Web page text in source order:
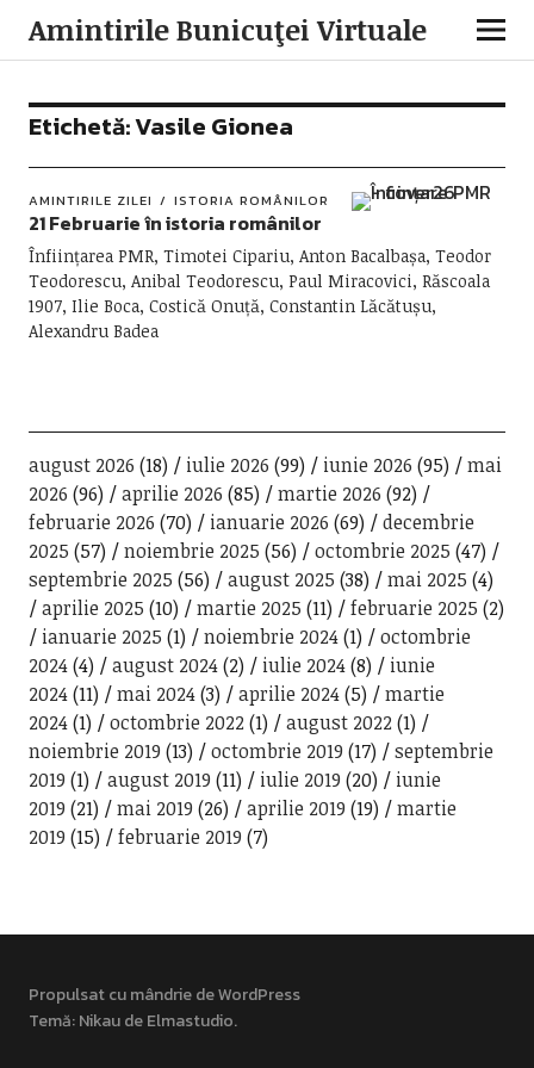
Amintirile Bunicuţei Virtuale
Etichetă:Vasile Gionea
AMINTIRILE ZILEI ISTORIA ROMÂNILOR
21 Februarie în istoria românilor
Înființarea PMR, Timotei Cipariu, Anton Bacalbașa, Teodor
Teodorescu, Anibal Teodorescu, Paul Miracovici, Răscoala
1907, Ilie Boca, Costică Onuță, Constantin Lăcătușu,
Alexandru Badea
august 2026 (18) iulie 2026 (99) iunie 2026 (95)
mai
2026 (96) aprilie 2026 (85) martie 2026 (92)
februarie 2026 (70) ianuarie 2026 (69)
decembrie
2025 (57) noiembrie 2025 (56) octombrie 2025 (47)
septembrie 2025 (56) august 2025 (38) mai 2025 (4)
aprilie 2025 (10) martie 2025 (11) februarie 2025 (2)
ianuarie 2025 (1) noiembrie 2024(1)
octombrie
2024(4) august 2024(2) iulie 2024(8)
iunie
2024(11) mai 2024(3) aprilie 2024(5)
martie
2024(1) octombrie 2022(1) august 2022(1)
noiembrie 2019 (13) octombrie 2019 (17)
septembrie
2019 (1) august 2019 (11) iulie 2019 (20)
iunie
2019 (21) mai 2019 (26) aprilie 2019 (19)
martie
2019 (15) februarie 2019 (7)
Propulsat cu mândrie de WordPress
Temă: Nikau deElmastudio.